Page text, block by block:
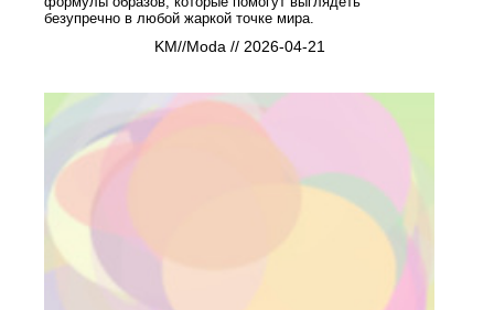
безупречно в любой жаркой точке мира.
KM//Moda // 2026-04-21